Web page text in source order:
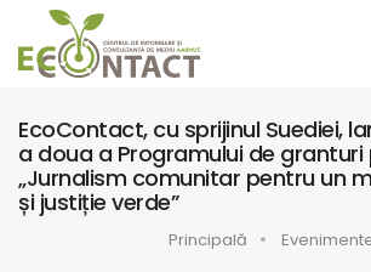
EcoContact, cu sprijinul Suediei,
a doua a Programului de
„Jurnalism comunitar pentru un
și justiție verde”
Principală